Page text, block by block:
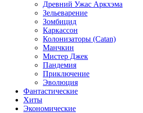
Древний Ужас Аркхэма
Зельеварение
Зомбицид
Каркассон
Колонизаторы (Catan)
Манчкин
Мистер Джек
Пандемия
Приключение
Эволюция
Фантастические
Хиты
Экономические